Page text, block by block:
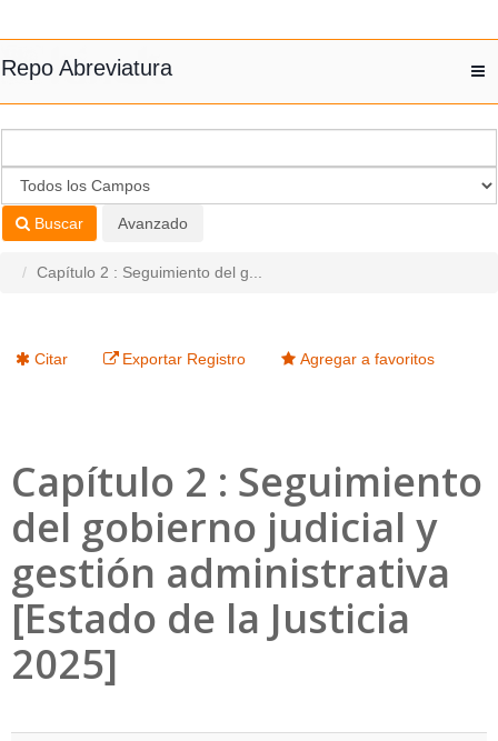
Repo Abreviatura
Buscar Avanzado
Capítulo 2 : Seguimiento del g...
Citar Exportar Registro Agregar a favoritos
Capítulo 2 : Seguimiento
del gobierno judicial y
gestión administrativa
[Estado de la Justicia
2025]